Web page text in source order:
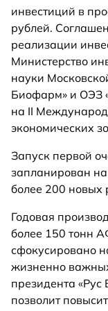
инвестиций в
рублей.
реализации
Министерство
науки
Биофарм» и ОЭЗ
на II
экономических
Запуск первой
запланирован
более 200 новых
Годовая
более 150 тонн
сфокусировано
жизненно
президента
позволит